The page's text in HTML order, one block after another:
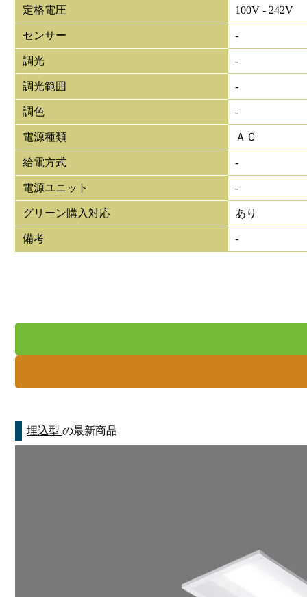
定格電圧 100V - 242V
センサー -
調光 -
調光範囲 -
調色 -
電源種類 ＡＣ
給電方式 -
電源ユニット -
グリーン購入対応 あり
備考 -
埋込型の最新商品